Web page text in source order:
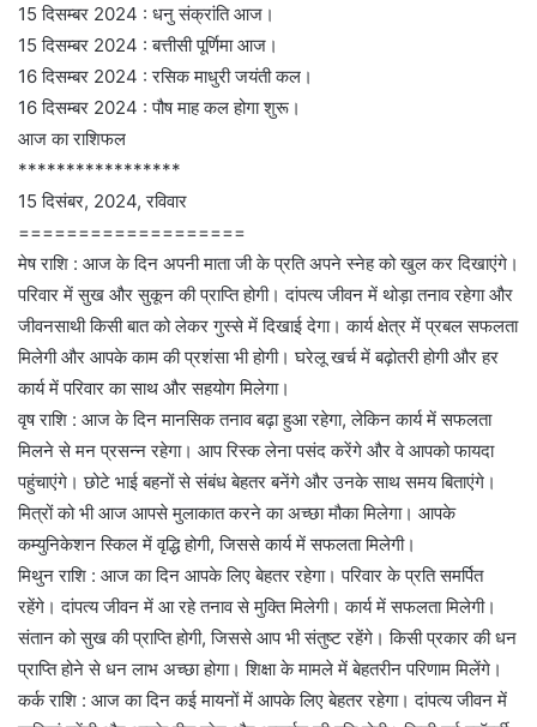
15 दिसम्बर 2024 : धनु संक्रांति आज।
15 दिसम्बर 2024 : बत्तीसी पूर्णिमा आज।
16 दिसम्बर 2024 : रसिक माधुरी जयंती कल।
16 दिसम्बर 2024 : पौष माह कल होगा शुरू।
आज का राशिफल
*****************
15 दिसंबर, 2024, रविवार
===================
मेष राशि : आज के दिन अपनी माता जी के प्रति अपने स्नेह को खुल कर दिखाएंगे।
परिवार में सुख और सुकून की प्राप्ति होगी। दांपत्य जीवन में थोड़ा तनाव रहेगा और
जीवनसाथी किसी बात को लेकर गुस्से में दिखाई देगा। कार्य क्षेत्र में प्रबल सफलता
मिलेगी और आपके काम की प्रशंसा भी होगी। घरेलू खर्च में बढ़ोतरी होगी और हर
कार्य में परिवार का साथ और सहयोग मिलेगा।
वृष राशि : आज के दिन मानसिक तनाव बढ़ा हुआ रहेगा, लेकिन कार्य में सफलता
मिलने से मन प्रसन्न रहेगा। आप रिस्क लेना पसंद करेंगे और वे आपको फायदा
पहुंचाएंगे। छोटे भाई बहनों से संबंध बेहतर बनेंगे और उनके साथ समय बिताएंगे।
मित्रों को भी आज आपसे मुलाकात करने का अच्छा मौका मिलेगा। आपके
कम्युनिकेशन स्किल में वृद्धि होगी, जिससे कार्य में सफलता मिलेगी।
मिथुन राशि : आज का दिन आपके लिए बेहतर रहेगा। परिवार के प्रति समर्पित
रहेंगे। दांपत्य जीवन में आ रहे तनाव से मुक्ति मिलेगी। कार्य में सफलता मिलेगी।
संतान को सुख की प्राप्ति होगी, जिससे आप भी संतुष्ट रहेंगे। किसी प्रकार की धन
प्राप्ति होने से धन लाभ अच्छा होगा। शिक्षा के मामले में बेहतरीन परिणाम मिलेंगे।
कर्क राशि : आज का दिन कई मायनों में आपके लिए बेहतर रहेगा। दांपत्य जीवन में